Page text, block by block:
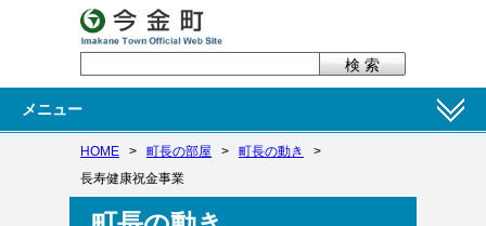
メニュー
HOME > 町長の部屋 > 町長の動き
>
長寿健康祝金事業